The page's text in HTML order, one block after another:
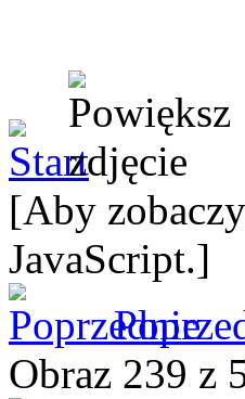
[Aby
JavaScript.]
Obraz 239 z